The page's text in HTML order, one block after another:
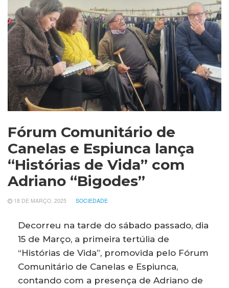
Fórum Comunitário de
Canelas e Espiunca lança
“Histórias de Vida” com
Adriano “Bigodes”
18 DE MARÇO, 2025 SOCIEDADE
Decorreu na tarde do sábado passado, dia
15 de Março, a primeira tertúlia de
“Histórias de Vida”, promovida pelo Fórum
Comunitário de Canelas e Espiunca,
contando com a presença de Adriano de